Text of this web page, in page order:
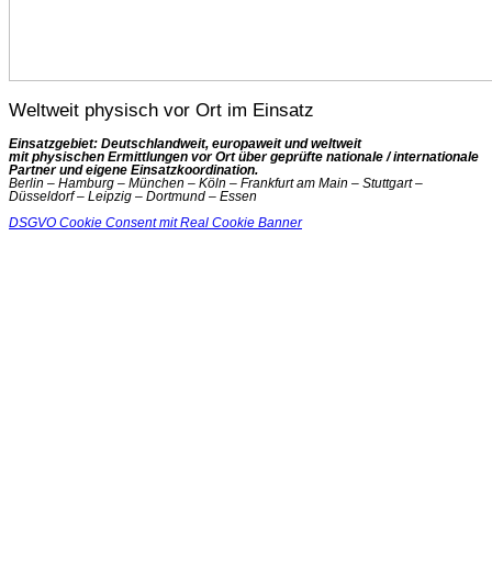
Weltweit physisch vor Ort im Einsatz
Einsatzgebiet: Deutschlandweit, europaweit und weltweit
mit physischen Ermittlungen vor Ort über geprüfte nationale / internationale
Partner und eigene Einsatzkoordination.
Berlin – Hamburg – München – Köln – Frankfurt am Main – Stuttgart –
Düsseldorf – Leipzig – Dortmund – Essen
DSGVO Cookie Consent mit Real Cookie Banner